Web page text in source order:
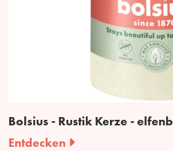
Bolsius - Rustik Kerze -
Entdecken